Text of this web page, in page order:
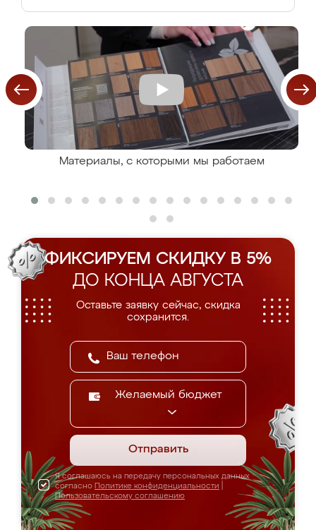
Материалы, с которыми мы работаем
ФИКСИРУЕМ СКИДКУ В 5%
ДО КОНЦА АВГУСТА
Оставьте заявку сейчас, скидка
сохранится.
Желаемый бюджет
Отправить
Я соглашаюсь на передачу персональных данных
согласно Политике конфиденциальности
Пользовательскому соглашению